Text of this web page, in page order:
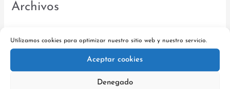
Utilizamos cookies para optimizar nuestro sitio web y nuestro servicio.
Aceptar cookies
Denegado
Archivos
agosto 2020